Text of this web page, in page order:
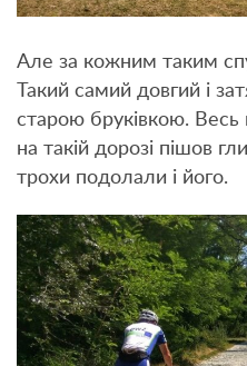
Але за кожним таким
Такий самий довгий і
старою бруківкою. Весь
на такій дорозі пішов
трохи подолали і його.